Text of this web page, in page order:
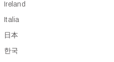
Ireland
Italia
日本
한국